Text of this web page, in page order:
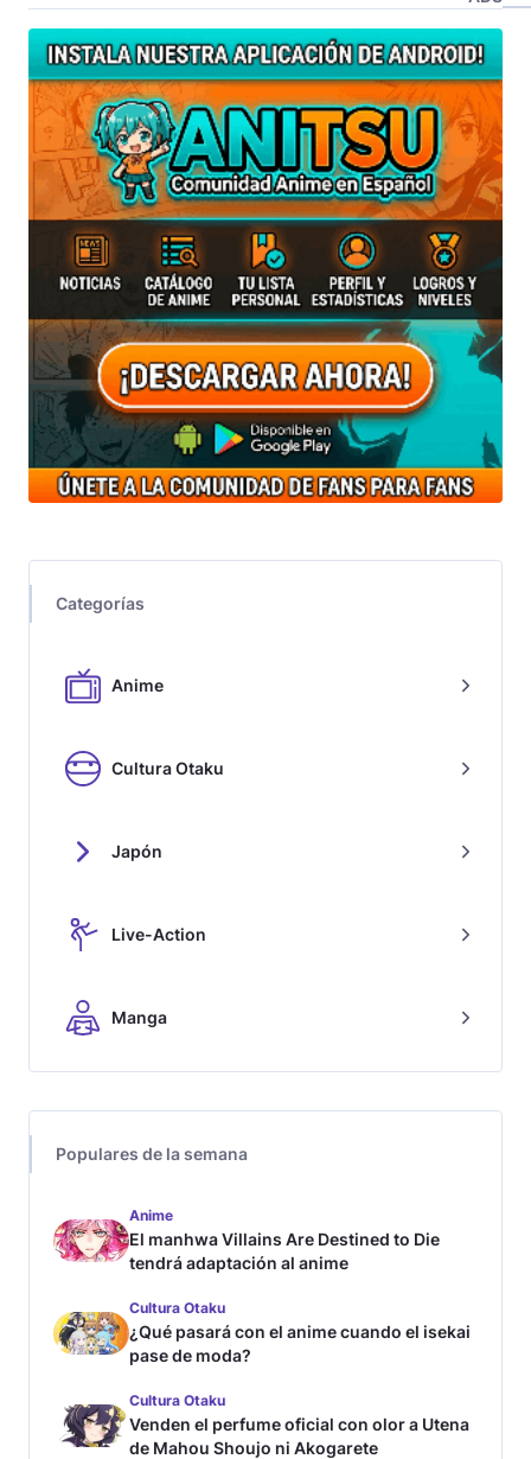
Categorías
Anime
Cultura Otaku
Japón
Live-Action
Manga
Populares de la semana
Anime
El manhwa Villains Are Destined to Die
tendrá adaptación al anime
Cultura Otaku
¿Qué pasará con el anime cuando el isekai
pase de moda?
Cultura Otaku
Venden el perfume oficial con olor a Utena
de Mahou Shoujo ni Akogarete